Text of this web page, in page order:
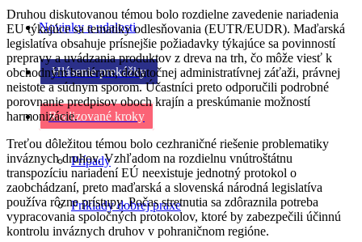
Novinky a udalosti
Hlásenie prekážky
Realizované kroky
Prípady
Príklady dobrej praxe
Druhou diskutovanou témou bolo rozdielne zavedenie nariadenia
EU týkajúce sa tematiky odlesňovania (EUTR/EUDR). Maďarská
legislatíva obsahuje prísnejšie požiadavky týkajúce sa povinností
prepravy a uvádzania produktov z dreva na trh, čo môže viesť k
obchodným bariéram, dodatočnej administratívnej záťaži, právnej
neistote a súdnym sporom. Účastníci preto odporučili podrobné
porovnanie predpisov oboch krajín a preskúmanie možností
harmonizácie.
Treťou dôležitou témou bolo cezhraničné riešenie problematiky
inváznych druhov. Vzhľadom na rozdielnu vnútroštátnu
transpozíciu nariadení EÚ neexistuje jednotný protokol o
zaobchádzaní, preto maďarská a slovenská národná legislatíva
používa rôzne prístupy. Počas stretnutia sa zdôraznila potreba
vypracovania spoločných protokolov, ktoré by zabezpečili účinnú
kontrolu inváznych druhov v pohraničnom regióne.